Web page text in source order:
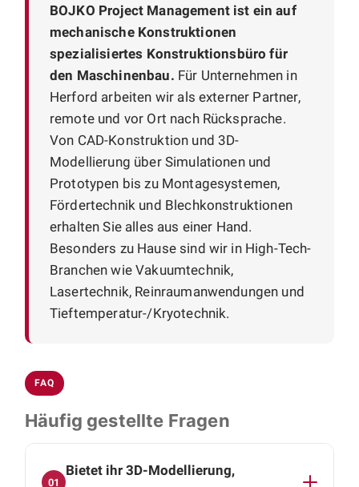
BOJKO Project Management ist ein auf
mechanische Konstruktionen
spezialisiertes Konstruktionsbüro für
den Maschinenbau. Für Unternehmen in
Herford arbeiten wir als externer Partner,
remote und vor Ort nach Rücksprache.
Von CAD-Konstruktion und 3D-
Modellierung über Simulationen und
Prototypen bis zu Montagesystemen,
Fördertechnik und Blechkonstruktionen
erhalten Sie alles aus einer Hand.
Besonders zu Hause sind wir in High-Tech-
Branchen wie Vakuumtechnik,
Lasertechnik, Reinraumanwendungen und
Tieftemperatur-/Kryotechnik.
FAQ
Häufig gestellte Fragen
01
Bietet ihr 3D-Modellierung,